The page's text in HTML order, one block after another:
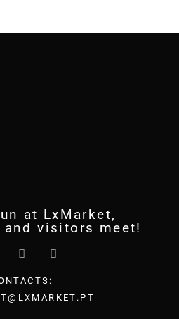
at LxMarket,
visitors meet!